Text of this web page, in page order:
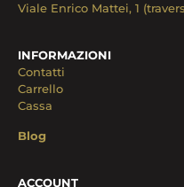
Viale Enrico Mattei, 1
INFORMAZIONI
Contatti
Carrello
Cassa
Blog
ACCOUNT